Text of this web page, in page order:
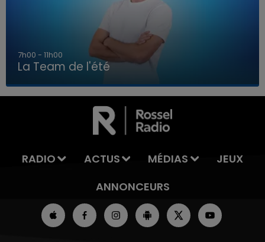
LA TEAM DE L'ÉTÉ
7h00 - 11h00
La Team de l'été
RADIO ACTUS MÉDIAS
JEUX
ANNONCEURS